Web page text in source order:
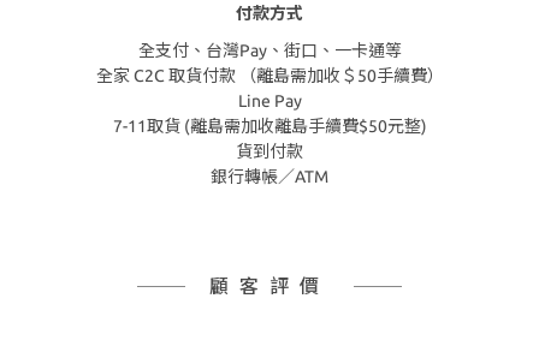
付款方式
全支付、台灣Pay、街口、一卡通等
全家 C2C 取貨付款 （離島需加收＄50手續費）
Line Pay
7-11取貨 (離島需加收離島手續費$50元整)
貨到付款
銀行轉帳／ATM
顧客評價